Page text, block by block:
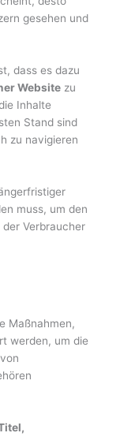
gesehen und
dass es dazu
Website zu
Inhalte
Stand sind
zu navigieren
muss, um den
Verbraucher
Maßnahmen,
werden, um die
von